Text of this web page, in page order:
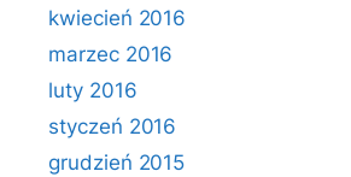
kwiecień 2016
marzec 2016
luty 2016
styczeń 2016
grudzień 2015